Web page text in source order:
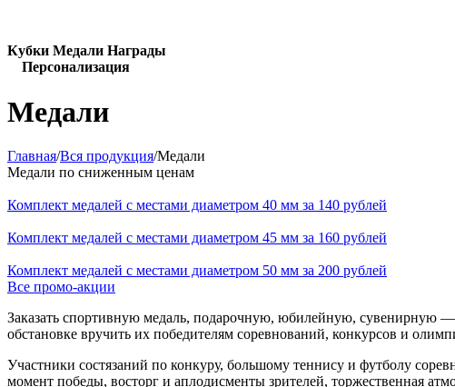
Кубки Медали Награды
Персонализация
Медали
Главная/Вся продукция/Медали
Медали по сниженным ценам
Комплект медалей с местами диаметром 40 мм за 140 рублей
Комплект медалей с местами диаметром 45 мм за 160 рублей
Комплект медалей с местами диаметром 50 мм за 200 рублей
Все промо-акции
Заказать спортивную медаль, подарочную, юбилейную, сувенирную
обстановке вручить их победителям соревнований, конкурсов и
Участники состязаний по конкуру, большому теннису и футболу
момент победы, восторг и аплодисменты зрителей, торжественная